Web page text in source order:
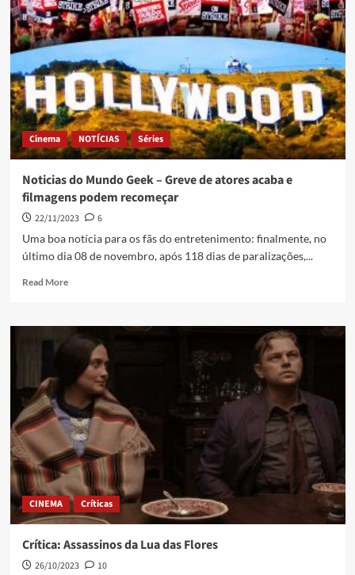
Cinema NOTÍCIAS Séries
Noticias do Mundo Geek – Greve de atores acaba e
filmagens podem recomeçar
22/11/2023
6
Uma boa notícia para os fãs do entretenimento: finalmente, no
último dia 08 de novembro, após 118 dias de paralizações,...
Read More
CINEMA Críticas
Crítica: Assassinos da Lua das Flores
26/10/2023
10